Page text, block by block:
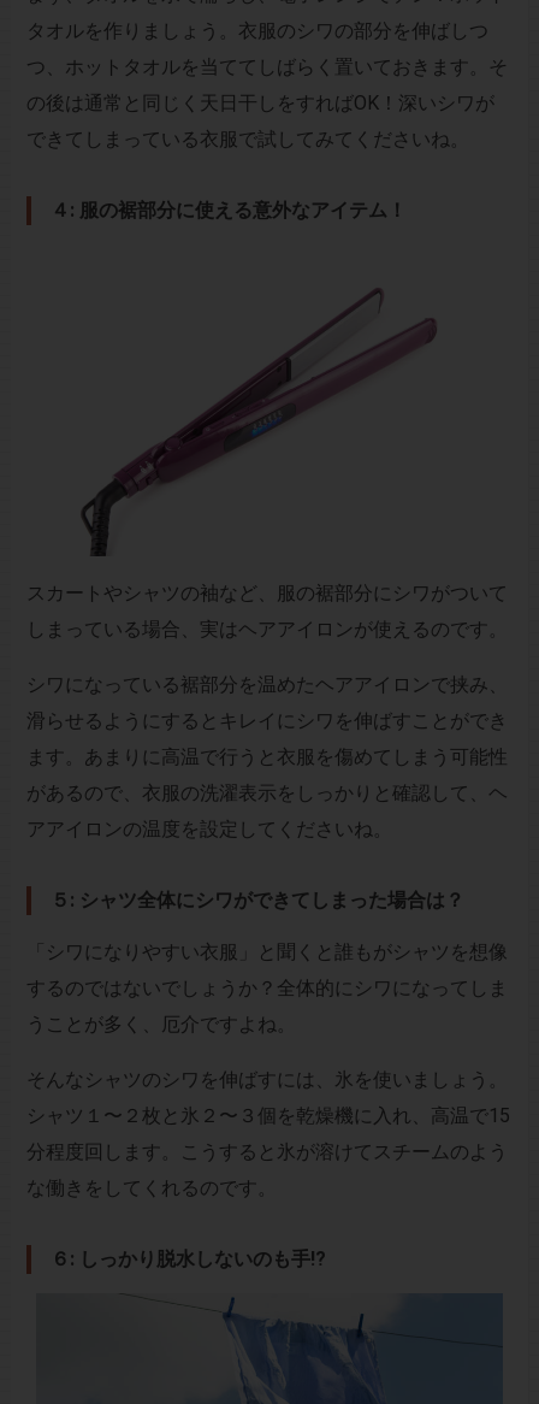
タオルを作りましょう。衣服のシワの部分を伸ばしつ
つ、ホットタオルを当ててしばらく置いておきます。そ
の後は通常と同じく天日干しをすればOK！深いシワが
できてしまっている衣服で試してみてくださいね。
４: 服の裾部分に使える意外なアイテム！
スカートやシャツの袖など、服の裾部分にシワがついて
しまっている場合、実はヘアアイロンが使えるのです。
シワになっている裾部分を温めたヘアアイロンで挟み、
滑らせるようにするとキレイにシワを伸ばすことができ
ます。あまりに高温で行うと衣服を傷めてしまう可能性
があるので、衣服の洗濯表示をしっかりと確認して、ヘ
アアイロンの温度を設定してくださいね。
５: シャツ全体にシワができてしまった場合は？
「シワになりやすい衣服」と聞くと誰もがシャツを想像
するのではないでしょうか？全体的にシワになってしま
うことが多く、厄介ですよね。
そんなシャツのシワを伸ばすには、氷を使いましょう。
シャツ１〜２枚と氷２〜３個を乾燥機に入れ、高温で15
分程度回します。こうすると氷が溶けてスチームのよう
な働きをしてくれるのです。
６: しっかり脱水しないのも手!?